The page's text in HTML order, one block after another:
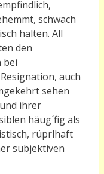
schwach
halten. All
den
bei
auch
sehen
ihrer
häug´fig als
rüprlhaft
subjektiven